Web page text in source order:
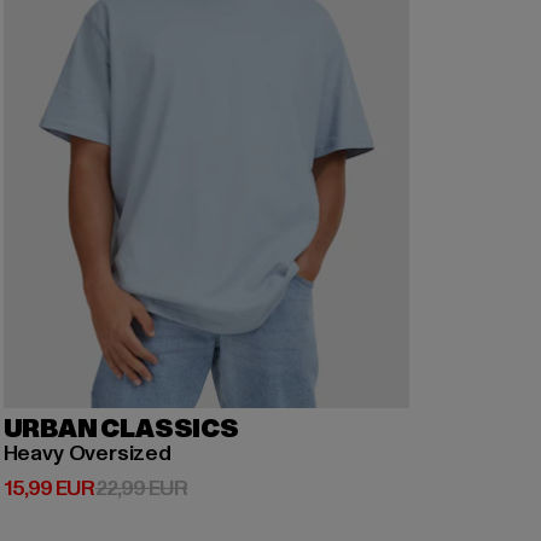
URBAN CLASSICS
Heavy Oversized
15,99 EUR
Derzeitiger Preis: 15,99 EUR
22,99 EURAktionspreis: 22,99 EUR